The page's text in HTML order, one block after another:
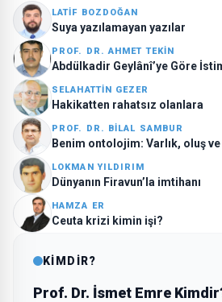
LATIF BOZDOĞAN
Suya yazılamayan yazılar
PROF. DR. AHMET TEKIN
Abdülkadir Geylânî’ye Göre
SELAHATTIN GEZER
Hakikatten rahatsız olanlara
PROF. DR. BILAL SAMBUR
Benim ontolojim: Varlık, oluş
LOKMAN YILDIRIM
Dünyanın Firavun’la imtihanı
HAMZA ER
Ceuta krizi kimin işi?
KİMDİR?
Prof. Dr. İsmet Emre